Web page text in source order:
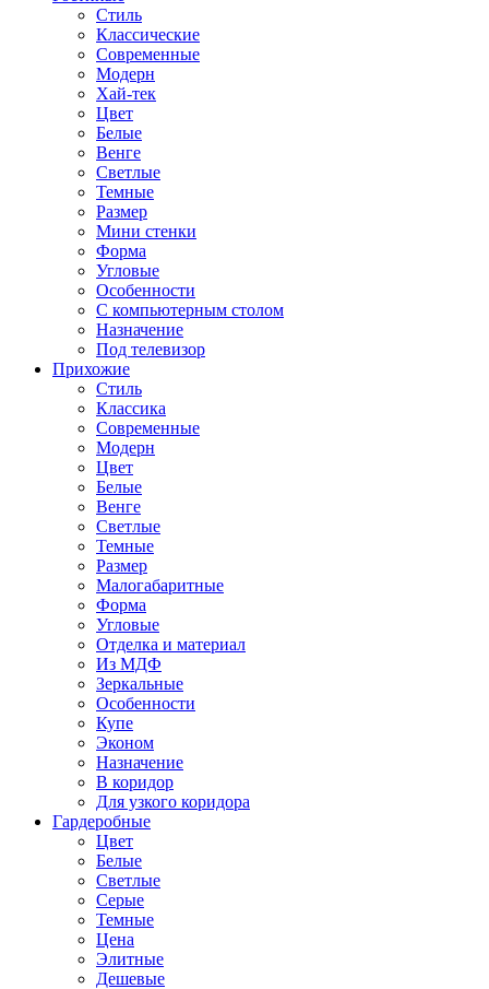
Стиль
Классические
Современные
Модерн
Хай-тек
Цвет
Белые
Венге
Светлые
Темные
Размер
Мини стенки
Форма
Угловые
Особенности
С компьютерным столом
Назначение
Под телевизор
Прихожие
Стиль
Классика
Современные
Модерн
Цвет
Белые
Венге
Светлые
Темные
Размер
Малогабаритные
Форма
Угловые
Отделка и материал
Из МДФ
Зеркальные
Особенности
Купе
Эконом
Назначение
В коридор
Для узкого коридора
Гардеробные
Цвет
Белые
Светлые
Серые
Темные
Цена
Элитные
Дешевые